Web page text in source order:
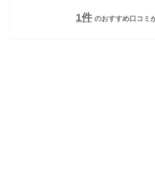
1件 のおすすめ口コミ